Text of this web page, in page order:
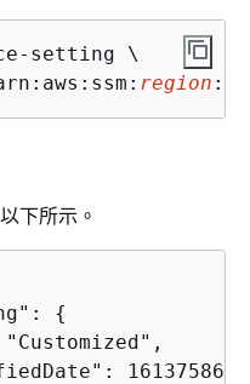
setting \
region :
下所示。
{